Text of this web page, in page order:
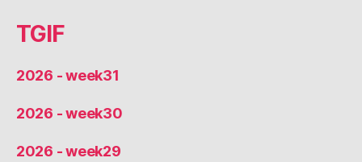
TGIF
2026 - week31
2026 - week30
2026 - week29